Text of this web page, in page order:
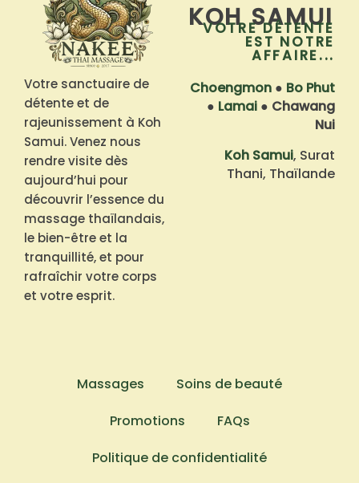
Votre sanctuaire de
détente et de
rajeunissement à Koh
Samui. Venez nous
rendre visite dès
aujourd’hui pour
découvrir l’essence du
massage thaïlandais,
le bien-être et la
tranquillité, et pour
rafraîchir votre corps
et votre esprit.
KOH SAMUI
VOTRE DÉTENTE
EST NOTRE
AFFAIRE...
Choengmon ● Bo Phut
● Lamai ● Chawang
Nui
Koh Samui, Surat
Thani, Thaïlande
Massages
Soins de beauté
Promotions
FAQs
Politique de confidentialité